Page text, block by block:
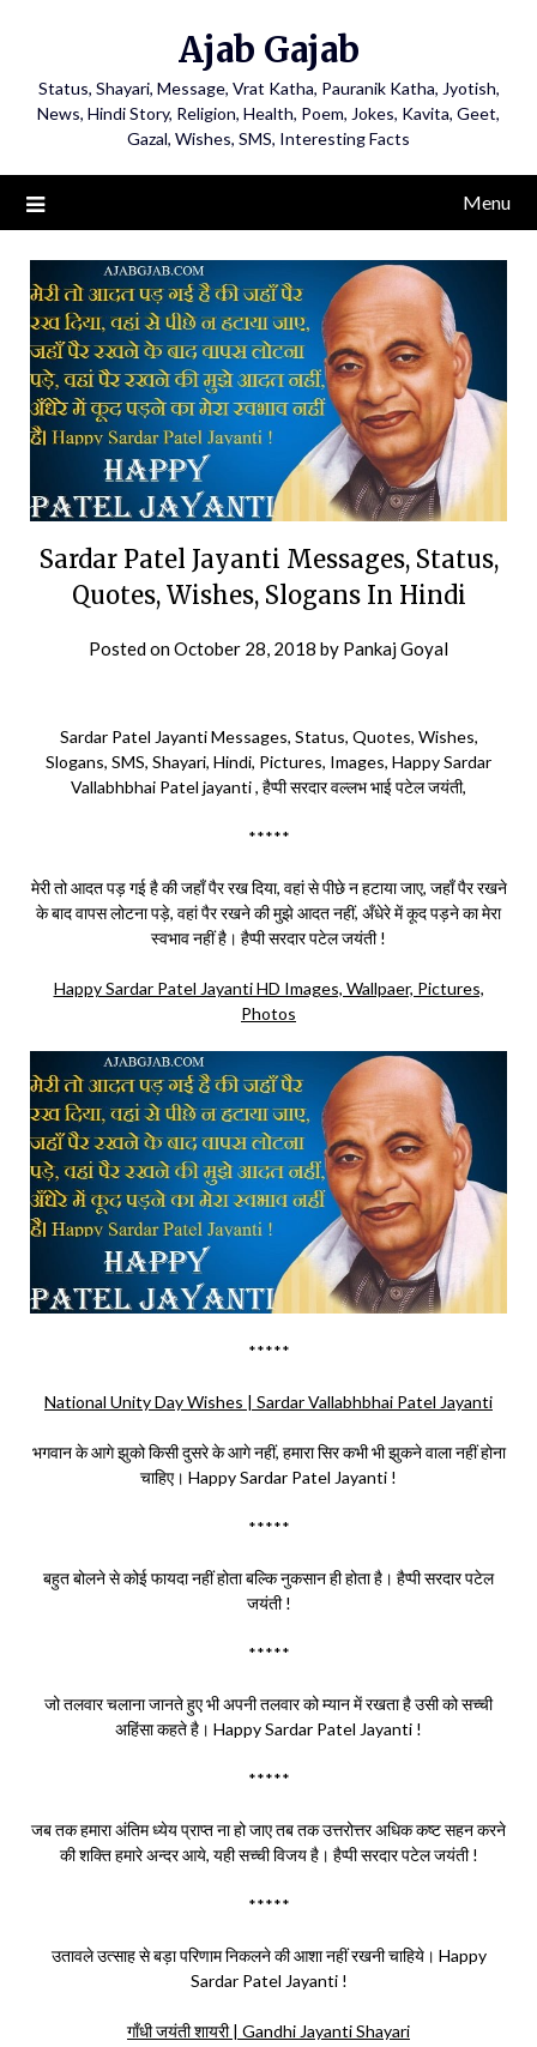
Ajab Gajab
Status, Shayari, Message, Vrat Katha, Pauranik Katha, Jyotish,
News, Hindi Story, Religion, Health, Poem, Jokes, Kavita, Geet,
Gazal, Wishes, SMS, Interesting Facts
Menu
Sardar Patel Jayanti Messages, Status,
Quotes, Wishes, Slogans In Hindi
Posted onOctober 28, 2018 by Pankaj Goyal
Sardar Patel Jayanti Messages, Status, Quotes, Wishes,
Slogans, SMS, Shayari, Hindi, Pictures, Images, Happy Sardar
Vallabhbhai Patel jayanti , हैप्पी सरदार वल्लभ भाई पटेल जयंती,
*****
मेरी तो आदत पड़ गई है की जहाँ पैर रख दिया, वहां से पीछे न हटाया जाए, जहाँ पैर रखने
के बाद वापस लोटना पड़े, वहां पैर रखने की मुझे आदत नहीं, अँधेरे में कूद पड़ने का मेरा
स्वभाव नहीं है। हैप्पी सरदार पटेल जयंती !
Happy Sardar Patel Jayanti HD Images, Wallpaer, Pictures,
Photos
*****
National Unity Day Wishes | Sardar Vallabhbhai Patel Jayanti
भगवान के आगे झुको किसी दुसरे के आगे नहीं, हमारा सिर कभी भी झुकने वाला नहीं होना
चाहिए। Happy Sardar Patel Jayanti !
*****
बहुत बोलने से कोई फायदा नहीं होता बल्कि नुकसान ही होता है। हैप्पी सरदार पटेल
जयंती !
*****
जो तलवार चलाना जानते हुए भी अपनी तलवार को म्यान में रखता है उसी को सच्ची
अहिंसा कहते है। Happy Sardar Patel Jayanti !
*****
जब तक हमारा अंतिम ध्येय प्राप्त ना हो जाए तब तक उत्तरोत्तर अधिक कष्ट सहन करने
की शक्ति हमारे अन्दर आये, यही सच्ची विजय है। हैप्पी सरदार पटेल जयंती !
*****
उतावले उत्साह से बड़ा परिणाम निकलने की आशा नहीं रखनी चाहिये। Happy
Sardar Patel Jayanti !
गाँधी जयंती शायरी | Gandhi Jayanti Shayari